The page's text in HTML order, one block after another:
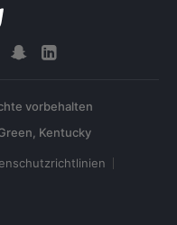
vorbehalten